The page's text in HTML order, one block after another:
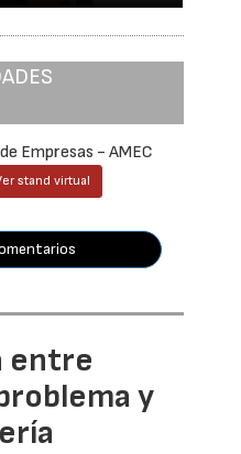
Empresas - AMEC
stand virtual
entre
y